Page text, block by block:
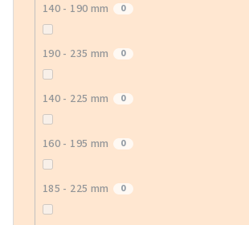
140 - 190 mm 0
190 - 235 mm 0
140 - 225 mm 0
160 - 195 mm 0
185 - 225 mm 0